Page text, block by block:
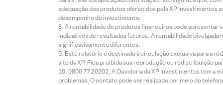
adequação dos produtos oferecidos pela XP Investimentos
desempenho do investimento.
A rentabilidade de produtos financeiros pode apresentar
indicativos de resultados futuros. A rentabilidade divulgada
significativamente diferentes.
Este relatório é destinado à circulação exclusiva para a
site da XP. Fica proibida sua reprodução ou redistribuição
0800 77 20202. A Ouvidoria da XP Investimentos tem a
problemas. O contato pode ser realizado por meio do